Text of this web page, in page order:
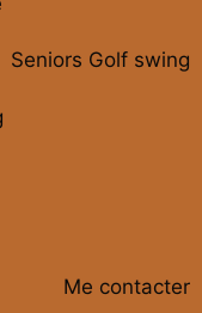
Seniors Golf swing
Me contacter